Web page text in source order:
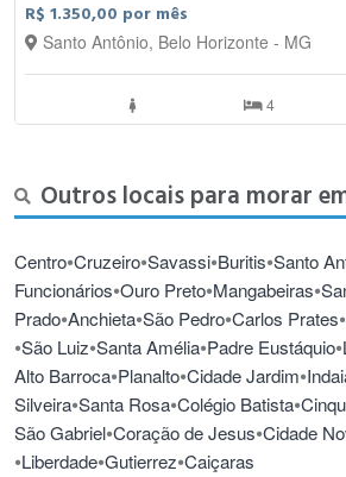
R$ 1.350,00 por mês
Santo Antônio, Belo Horizonte - MG
4
Outros locais para morar
Centro•Cruzeiro•Savassi•Buritis•Santo
Funcionários•Ouro Preto•Mangabeiras•
Prado•Anchieta•São Pedro•Carlos Prates•
•São Luiz•Santa Amélia•Padre Eustáquio•
Alto Barroca•Planalto•Cidade Jardim•
Silveira•Santa Rosa•Colégio Batista•
São Gabriel•Coração de Jesus•Cidade
•Liberdade•Gutierrez•Caiçaras